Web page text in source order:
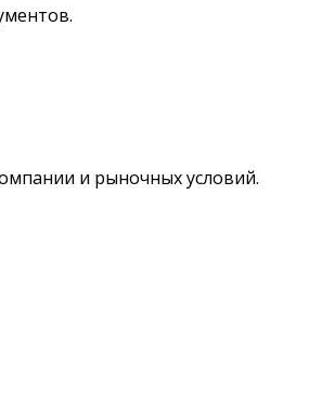
и рыночных условий.